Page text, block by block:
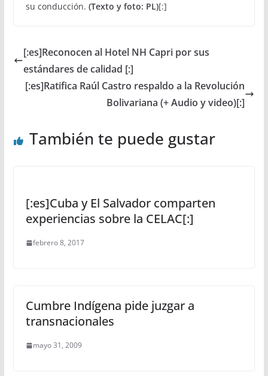
su conducción. (Texto y foto: PL)[:]
[:es]Reconocen al Hotel NH Capri por sus
estándares de calidad [:]
[:es]Ratifica Raúl Castro respaldo a la Revolución
Bolivariana (+ Audio y video)[:]
También te puede gustar
[:es]Cuba y El Salvador comparten
experiencias sobre la CELAC[:]
febrero 8, 2017
Cumbre Indígena pide juzgar a
transnacionales
mayo 31, 2009